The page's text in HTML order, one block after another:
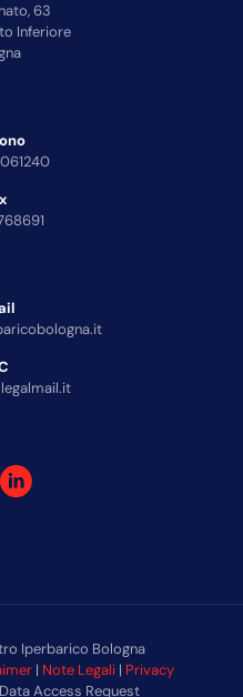
63
Inferiore
Iperbarico Bologna
| Note Legali| Privacy
Access Request